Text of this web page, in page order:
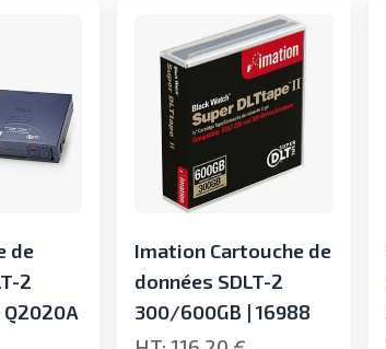
de
2
Imation Cartouche de
données SDLT-2
300/600GB | 16988